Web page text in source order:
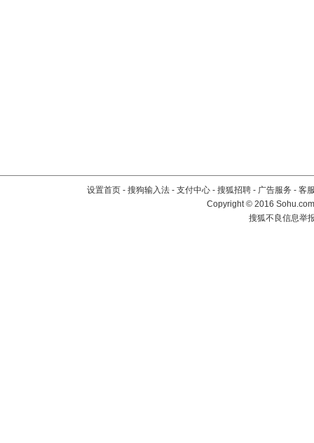
设置首页 - 搜狗输入法 - 支付中心 - 搜狐招聘 - 广告服务 - 客
Copyright©2016
搜狐不良信息举